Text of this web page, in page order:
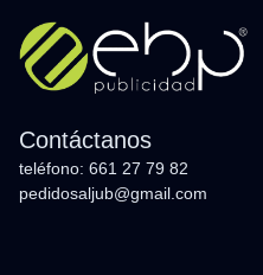
Contáctanos
teléfono: 661 27 79 82
pedidosaljub@gmail.com